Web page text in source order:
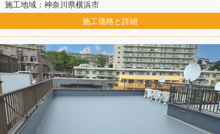
施工地域：神奈川県横浜市
施工価格と詳細